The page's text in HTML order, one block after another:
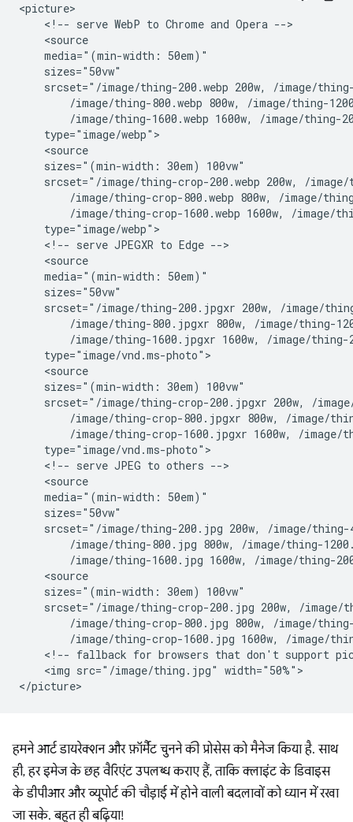
<picture>
    <!-- serve WebP to Chrome and Opera -->
    <source
    media="(min-width: 50em)"
    sizes="50vw"
srcset="/image/thing-200.webp 200w, /image/
/image/thing-800.webp 800w, /image/thing-
/image/thing-1600.webp 1600w, /image/thing-
    type="image/webp">
    <source
    sizes="(min-width: 30em) 100vw"
srcset="/image/thing-crop-200.webp 200w, /
/image/thing-crop-800.webp 800w, /image/
/image/thing-crop-1600.webp 1600w, /image/
    type="image/webp">
    <!-- serve JPEGXR to Edge -->
    <source
    media="(min-width: 50em)"
    sizes="50vw"
srcset="/image/thing-200.jpgxr 200w, /image/
/image/thing-800.jpgxr 800w, /image/thing-
/image/thing-1600.jpgxr 1600w, /image/
    type="image/vnd.ms-photo">
    <source
    sizes="(min-width: 30em) 100vw"
srcset="/image/thing-crop-200.jpgxr 200w, /
/image/thing-crop-800.jpgxr 800w, /image/
/image/thing-crop-1600.jpgxr 1600w, /image/
    type="image/vnd.ms-photo">
    <!-- serve JPEG to others -->
    <source
    media="(min-width: 50em)"
    sizes="50vw"
srcset="/image/thing-200.jpg 200w, /image/
/image/thing-800.jpg 800w, /image/thing-
/image/thing-1600.jpg 1600w, /image/thing-
    <source
    sizes="(min-width: 30em) 100vw"
srcset="/image/thing-crop-200.jpg 200w, /image/
/image/thing-crop-800.jpg 800w, /image/
/image/thing-crop-1600.jpg 1600w, /image/
<!-- fallback for browsers that don't support
    <img src="/image/thing.jpg" width="50%">
हमने आर्ट डायरेक्शन और फ़ॉर्मैट चुनने की प्रोसेस को मैनेज किया है. साथ
ही, हर इमेज के छह वैरिएंट उपलब्ध कराए हैं, ताकि क्लाइंट के डिवाइस
के डीपीआर और व्यूपोर्ट की चौड़ाई में होने वाली बदलावों को ध्यान में रखा
जा सके. बहुत ही बढ़िया!